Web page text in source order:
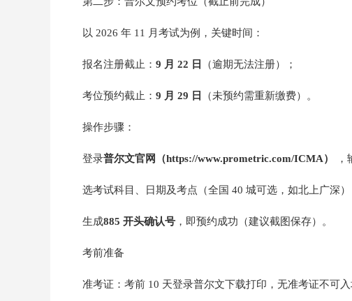
以 2026 年 11 月考试为例，关键时间：
报名注册截止： 9 月 22 日 （逾期无法注册）；
考位预约截止： 9 月 29 日 （未预约需重新缴费）。
操作步骤：
登录普尔文官网（https://www.prometric.com/ICMA） ，
选考试科目、日期及考点（全国 40 城可选，如北上广深）
生成885 开头确认号，即预约成功（建议截图保存）。
考前准备
准考证：考前 10 天登录普尔文下载打印，无准考证不可入